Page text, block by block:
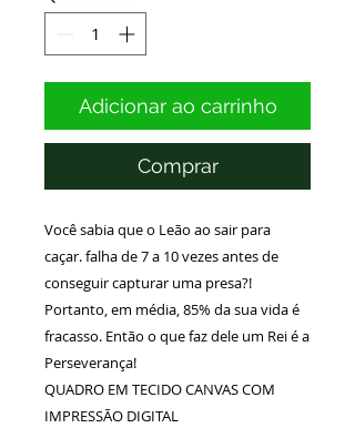
Adicionar ao carrinho
Comprar
Você sabia que o Leão ao sair para
caçar. falha de 7 a 10 vezes antes de
conseguir capturar uma presa?!
Portanto, em média, 85% da sua vida é
fracasso. Então o que faz dele um Rei é a
Perseverança!
QUADRO EM TECIDO CANVAS COM
IMPRESSÃO DIGITAL